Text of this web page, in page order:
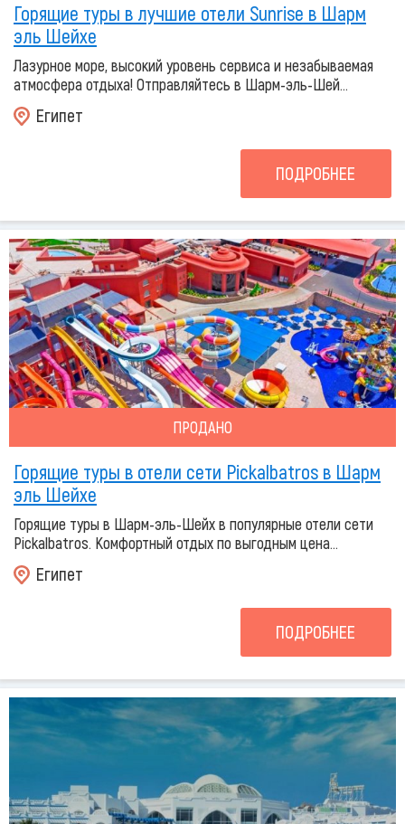
Горящие туры в лучшие отели Sunrise в Шарм
эль Шейхе
Лазурное море, высокий уровень сервиса и незабываемая
атмосфера отдыха! Отправляйтесь в Шарм-эль-Шей...
Египет
ПОДРОБНЕЕ
ПРОДАНО
Горящие туры в отели сети Pickalbatros в Шарм
эль Шейхе
Горящие туры в Шарм-эль-Шейх в популярные отели сети
Pickalbatros. Комфортный отдых по выгодным цена...
Египет
ПОДРОБНЕЕ